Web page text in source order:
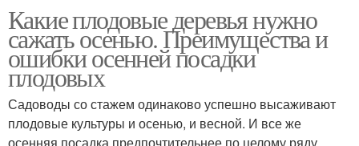
Какие плодовые деревья нужно
сажать осенью. Преимущества и
ошибки осенней посадки
плодовых
Садоводы со стажем одинаково успешно высаживают
плодовые культуры и осенью, и весной. И все же
осенняя посадка предпочтительнее по целому ряду